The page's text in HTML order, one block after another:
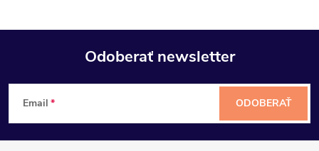
Z
á
Odoberať newsletter
Email ODOBERAŤ